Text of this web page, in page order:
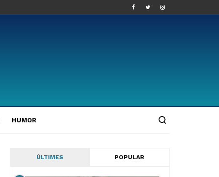
HUMOR
ÚLTIMES POPULAR